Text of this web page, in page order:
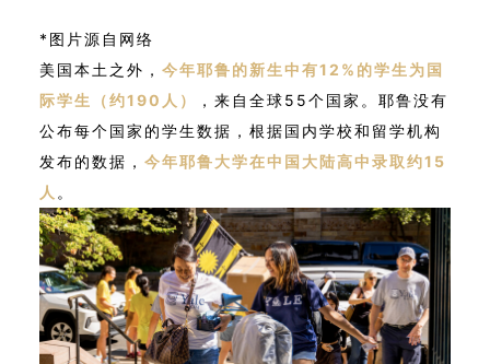
*图片源自网络
美国本土之外， 今年耶鲁的新生中有12%的学生为国
际学生（约190人）
，来自全球55个国家。耶鲁没有
公布每个国家的学生数据，根据国内学校和留学机构
发布的数据， 今年耶鲁大学在中国大陆高中录取约15
人 。